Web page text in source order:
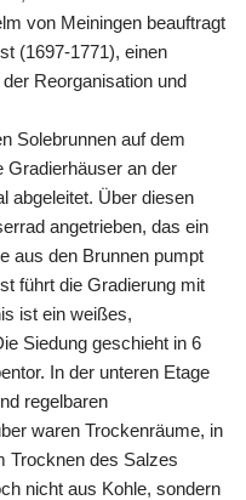
von Meiningen beauftragt
(1697-1771), einen
Reorganisation und
Solebrunnen auf dem
Gradierhäuser an der
abgeleitet. Über diesen
angetrieben, das ein
aus den Brunnen pumpt
führt die Gradierung mit
ist ein weißes,
Siedung geschieht in 6
In der unteren Etage
regelbaren
waren Trockenräume, in
Trocknen des Salzes
nicht aus Kohle, sondern